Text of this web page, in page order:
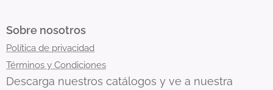
Sobre nosotros
Política de privacidad
Términos y Condiciones
Descarga nuestros catálogos y ve a nuestra